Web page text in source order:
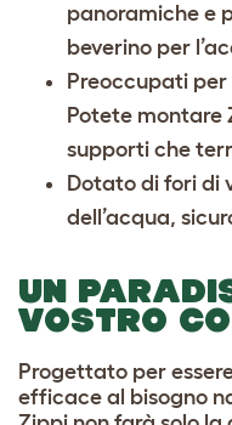
panoramiche e
beverino per
Preoccupati per
Potete montare
supporti che
Dotato di fori di
dell’acqua,
UN
VOSTRO
Progettato per
efficace al bisogno